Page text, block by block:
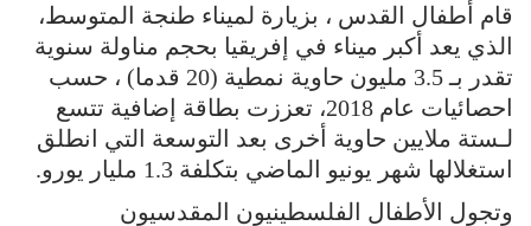
قام أطفال القدس ، بزيارة لميناء طنجة المتوسط،
الذي يعد أكبر ميناء في إفريقيا بحجم مناولة سنوية
تقدر بـ 3.5 مليون حاوية نمطية (20 قدما) ، حسب
احصائيات عام 2018، تعززت بطاقة إضافية تتسع
لـستة ملايين حاوية أخرى بعد التوسعة التي انطلق
استغلالها شهر يونيو الماضي بتكلفة 1.3 مليار يورو.
وتجول الأطفال الفلسطينيون المقدسيون